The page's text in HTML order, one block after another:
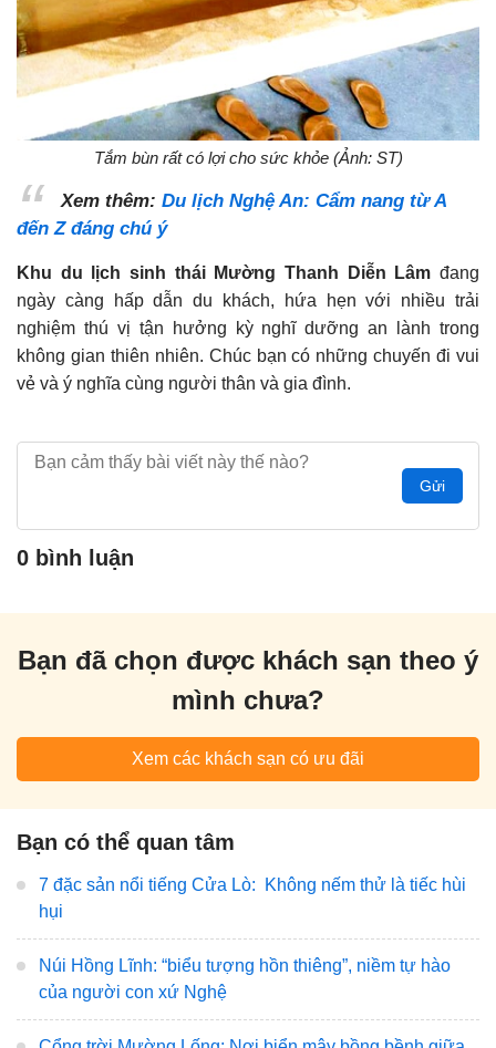
Tắm bùn rất có lợi cho sức khỏe (Ảnh: ST)
Xem thêm: Du lịch Nghệ An: Cẩm nang từ A
đến Z đáng chú ý
Khu du lịch sinh thái Mường Thanh Diễn Lâm đang
ngày càng hấp dẫn du khách, hứa hẹn với nhiều trải
nghiệm thú vị tận hưởng kỳ nghĩ dưỡng an lành trong
không gian thiên nhiên. Chúc bạn có những chuyến đi vui
vẻ và ý nghĩa cùng người thân và gia đình.
Gửi
0 bình luận
Bạn đã chọn được khách sạn theo ý
mình chưa?
Xem các khách sạn có ưu đãi
Bạn có thể quan tâm
7 đặc sản nổi tiếng Cửa Lò: Không nếm thử là tiếc hùi
hụi
Núi Hồng Lĩnh: “biểu tượng hồn thiêng”, niềm tự hào
của người con xứ Nghệ